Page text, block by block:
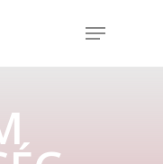
Menu